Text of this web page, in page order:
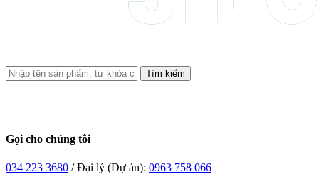
Tìm kiếm
Gọi cho chúng tôi
034 223 3680 / Đại lý (Dự án): 0963 758 066